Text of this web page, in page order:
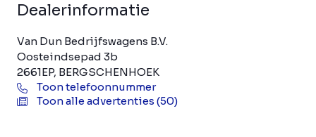
Dealerinformatie
Van Dun Bedrijfswagens B.V.
Oosteindsepad 3b
2661EP, BERGSCHENHOEK
Toon telefoonnummer
Toon alle advertenties (50)